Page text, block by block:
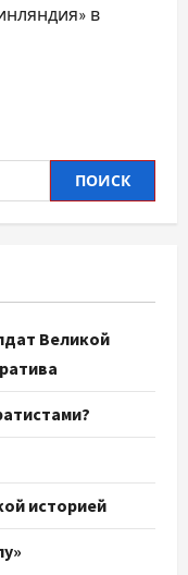
в
Великой
историей